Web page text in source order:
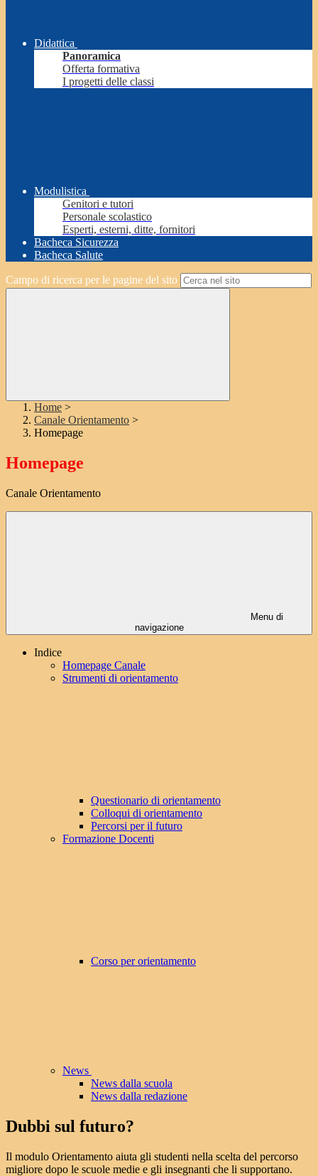
Didattica
Panoramica
Offerta formativa
I progetti delle classi
Modulistica
Genitori e tutori
Personale scolastico
Esperti, esterni, ditte, fornitori
Bacheca Sicurezza
Bacheca Salute
Campo di ricerca per le pagine del sito
Home >
Canale Orientamento >
Homepage
Homepage
Canale Orientamento
Menu di
navigazione
Indice
Homepage Canale
Strumenti di orientamento
Questionario di orientamento
Colloqui di orientamento
Percorsi per il futuro
Formazione Docenti
Corso per orientamento
News
News dalla scuola
News dalla redazione
Dubbi sul futuro?
Il modulo Orientamento aiuta gli studenti nella scelta del percorso
migliore dopo le scuole medie e gli insegnanti che li supportano.